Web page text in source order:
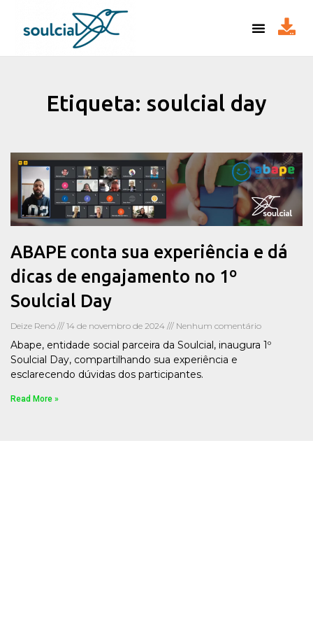
Etiqueta: soulcial day
ABAPE conta sua experiência e dá
dicas de engajamento no 1º
Soulcial Day
Deize Renó 14 de novembro de 2024 Nenhum comentário
Abape, entidade social parceira da Soulcial, inaugura 1º
Soulcial Day, compartilhando sua experiência e
esclarecendo dúvidas dos participantes.
Read More »